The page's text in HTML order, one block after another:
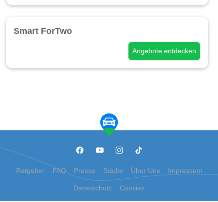
Smart ForTwo
Angebote entdecken
Ratgeber FAQ Presse Städte Über Uns Impressum
Datenschutz Cookies